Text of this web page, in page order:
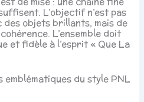
L’objectif n’est pas
des objets brillants, mais de
L’ensemble doit
et fidèle à l’esprit « Que La
emblématiques du style PNL